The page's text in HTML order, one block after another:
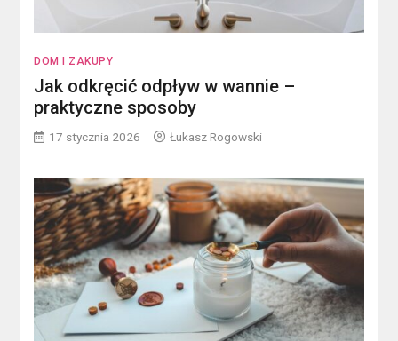
DOM I ZAKUPY
Jak odkręcić odpływ w wannie –
praktyczne sposoby
17 stycznia 2026 Łukasz Rogowski